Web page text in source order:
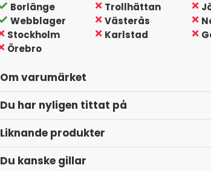
Borlänge Trollhättan
Webblager
Västerås
Stockholm
Karlstad
Örebro
Om varumärket
Du har nyligen tittat på
Liknande produkter
Du kanske gillar